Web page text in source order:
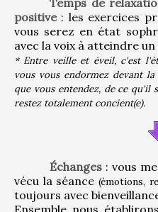
Temps de
positive : les exercices
vous serez en état
avec la voix à atteindre
* Entre veille et éveil, c'est
vous vous endormez devant
que vous entendez, de ce qu'il
restez totalement concient(e).
Échanges : vous
vécu la séance (émotions,
toujours avec